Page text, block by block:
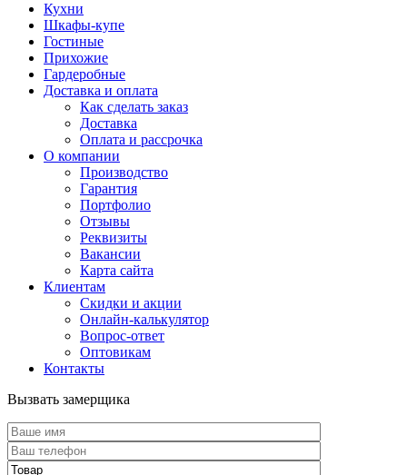
Кухни
Шкафы-купе
Гостиные
Прихожие
Гардеробные
Доставка и оплата
Как сделать заказ
Доставка
Оплата и рассрочка
О компании
Производство
Гарантия
Портфолио
Отзывы
Реквизиты
Вакансии
Карта сайта
Клиентам
Скидки и акции
Онлайн-калькулятор
Вопрос-ответ
Оптовикам
Контакты
Вызвать замерщика